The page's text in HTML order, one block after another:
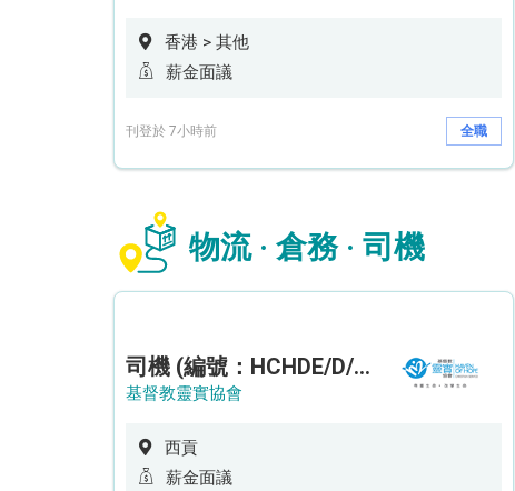
香港 > 其他
薪金面議
刊登於 7小時前 全職
物流 · 倉務 · 司機
司機 (編號：HCHDE/D/CTE)
基督教靈實協會
西貢
薪金面議